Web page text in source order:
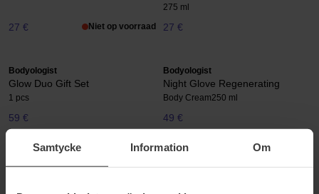
Samtycke Information Om
27 € Niet op voorraad
275 ml
27 €
Bodyologist
Glow Duo Gift Set
1 pcs
59 €
Bodyologist
Night Glove Regenerating
Body Cream250 ml
49 €